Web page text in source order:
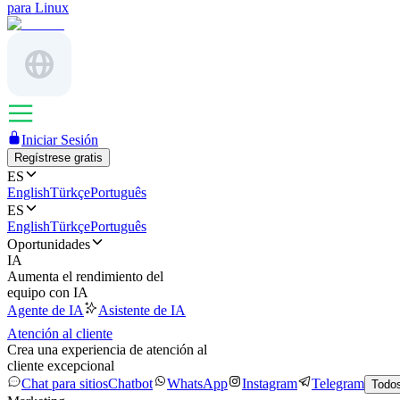
para Linux
Iniciar Sesión
Regístrese gratis
ES
EnglishTürkçePortuguês
ES
EnglishTürkçePortuguês
Oportunidades
IA
Aumenta el rendimiento del
equipo con IA
Agente de IA
Asistente de IA
Atención al cliente
Crea una experiencia de atención al
cliente excepcional
Chat para sitiosChatbot WhatsApp Instagram Telegram